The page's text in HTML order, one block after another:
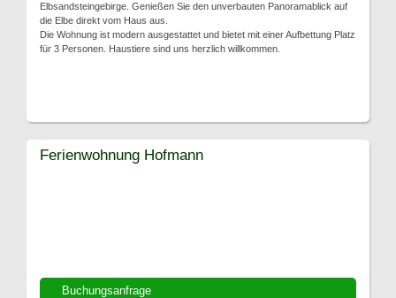
Elbsandsteingebirge. Genießen Sie den unverbauten Panoramablick auf
die Elbe direkt vom Haus aus.
Die Wohnung ist modern ausgestattet und bietet mit einer Aufbettung Platz
für 3 Personen. Haustiere sind uns herzlich willkommen.
Buchungsanfrage
Ferienwohnung Hofmann